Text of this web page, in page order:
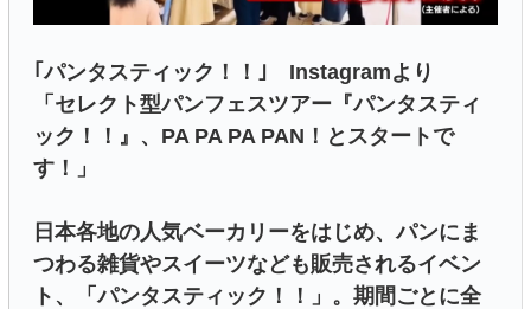
｢パンタスティック！！｣ Instagramより
「セレクト型パンフェスツアー『パンタスティ
ック！！』、PA PA PA PAN！とスタートで
す！」
日本各地の人気ベーカリーをはじめ、パンにま
つわる雑貨やスイーツなども販売されるイベン
ト、「パンタスティック！！」。期間ごとに全